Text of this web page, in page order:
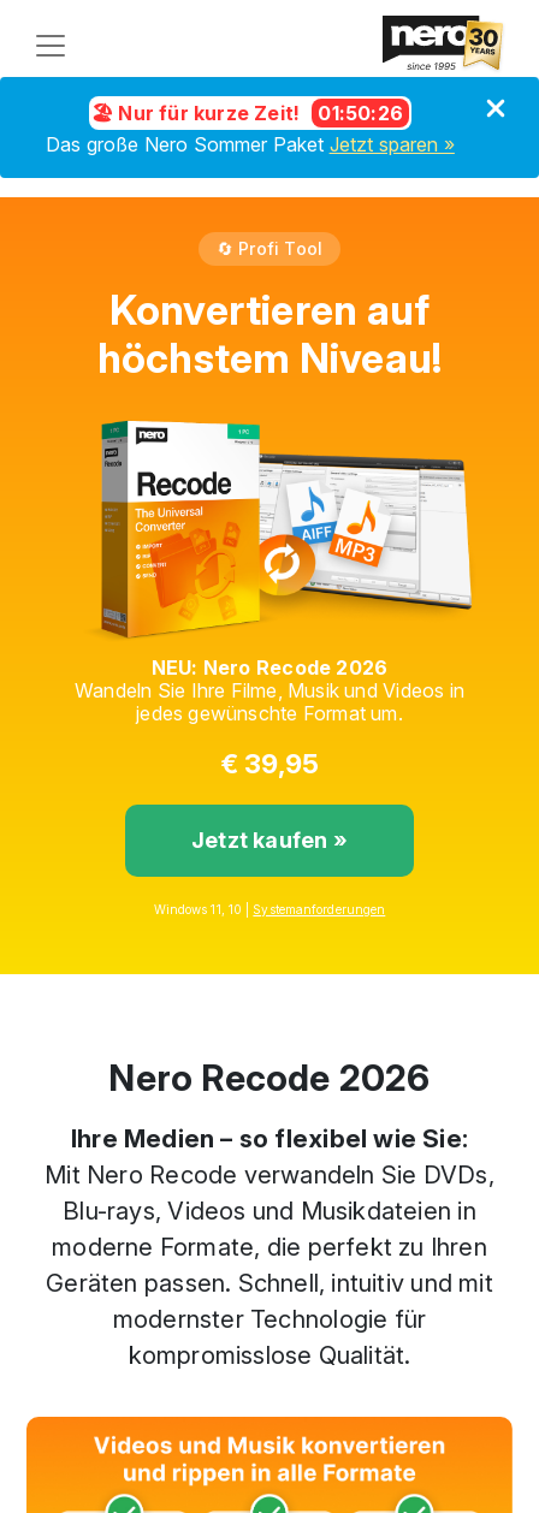
🏖️ Nur für kurze Zeit! 01:50:26
Das große Nero Sommer Paket Jetzt sparen »
🔄 Profi Tool
Konvertieren auf
höchstem Niveau!
NEU: Nero Recode 2026
Wandeln Sie Ihre Filme, Musik und Videos in
jedes gewünschte Format um.
€ 39,95
Jetzt kaufen »
Windows 11, 10 | Systemanforderungen
Nero Recode 2026
Ihre Medien – so flexibel wie Sie:
Mit Nero Recode verwandeln Sie DVDs,
Blu-rays, Videos und Musikdateien in
moderne Formate, die perfekt zu Ihren
Geräten passen. Schnell, intuitiv und mit
modernster Technologie für
kompromisslose Qualität.
Previous